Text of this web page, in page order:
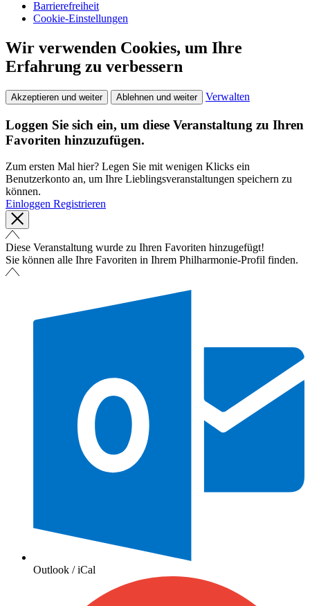
Barrierefreiheit
Cookie-Einstellungen
Wir verwenden Cookies, um Ihre
Erfahrung zu verbessern
Akzeptieren und weiter Ablehnen und weiter Verwalten
Loggen Sie sich ein, um diese Veranstaltung zu Ihren
Favoriten hinzuzufügen.
Zum ersten Mal hier? Legen Sie mit wenigen Klicks ein
Benutzerkonto an, um Ihre Lieblingsveranstaltungen speichern zu
können.
Einloggen Registrieren
Diese Veranstaltung wurde zu Ihren Favoriten hinzugefügt!
Sie können alle Ihre Favoriten in Ihrem Philharmonie-Profil finden.
Outlook / iCal